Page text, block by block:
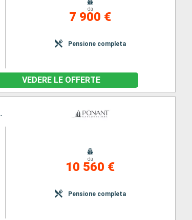
da
7 900 €
Pensione completa
VEDERE LE OFFERTE
Geiranger, Hellesylt, Alesund, Bergen
da
10 560 €
Pensione completa